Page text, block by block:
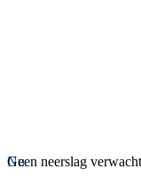
Nu
Geen neerslag verwacht